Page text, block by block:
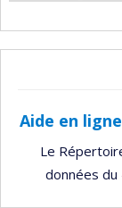
Aide en
Le
données du